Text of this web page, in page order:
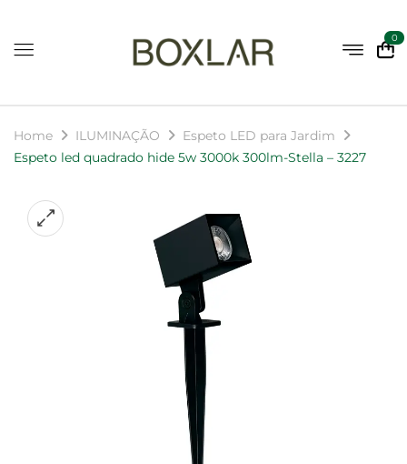
0
Home ILUMINAÇÃO
Espeto LED para Jardim
Espeto led quadrado hide 5w 3000k 300lm-Stella – 3227